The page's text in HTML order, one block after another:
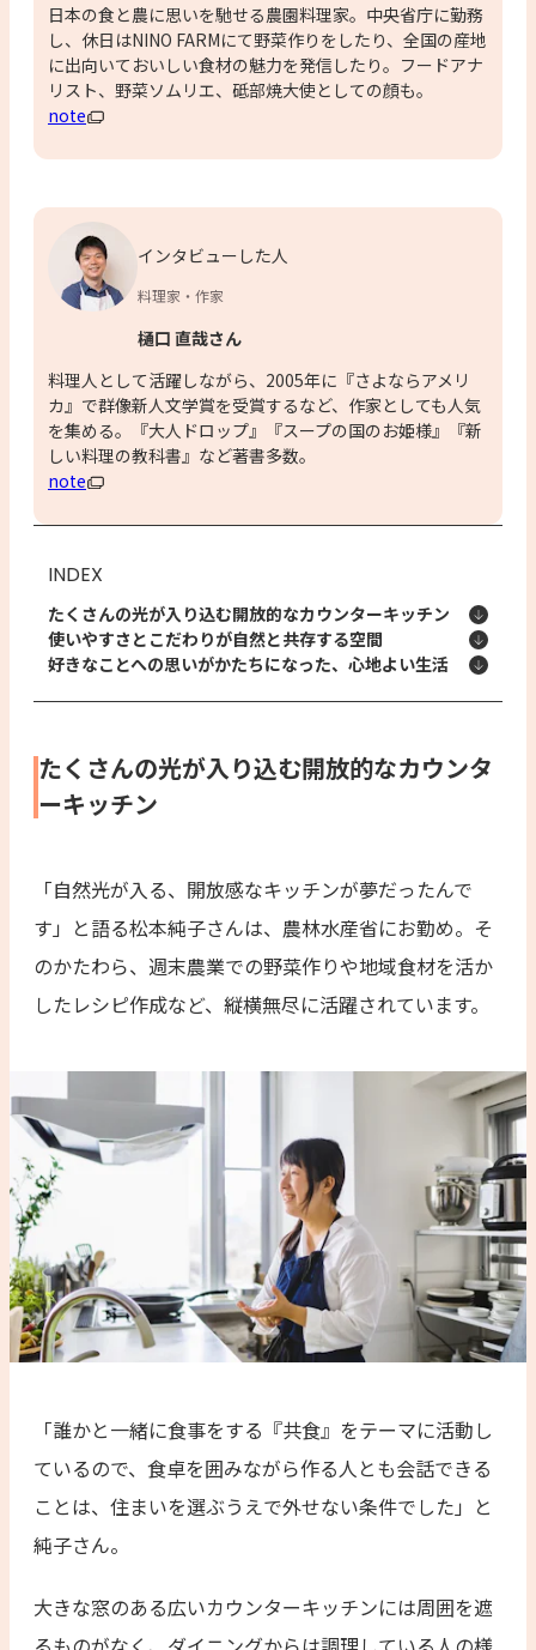
日本の食と農に思いを馳せる農園料理家。中央省庁に勤務
し、休日はNINO FARMにて野菜作りをしたり、全国の産地
に出向いておいしい食材の魅力を発信したり。フードアナ
リスト、野菜ソムリエ、砥部焼大使としての顔も。
note
インタビューした人
料理家・作家
樋口 直哉さん
料理人として活躍しながら、2005年に『さよならアメリ
カ』で群像新人文学賞を受賞するなど、作家としても人気
を集める。『大人ドロップ』『スープの国のお姫様』『新
しい料理の教科書』など著書多数。
note
INDEX
たくさんの光が入り込む開放的なカウンターキッチン
使いやすさとこだわりが自然と共存する空間
好きなことへの思いがかたちになった、心地よい生活
たくさんの光が入り込む開放的なカウンタ
ーキッチン
「自然光が入る、開放感なキッチンが夢だったんで
す」と語る松本純子さんは、農林水産省にお勤め。そ
のかたわら、週末農業での野菜作りや地域食材を活か
したレシピ作成など、縦横無尽に活躍されています。
「誰かと一緒に食事をする『共食』をテーマに活動し
ているので、食卓を囲みながら作る人とも会話できる
ことは、住まいを選ぶうえで外せない条件でした」と
純子さん。
大きな窓のある広いカウンターキッチンには周囲を遮